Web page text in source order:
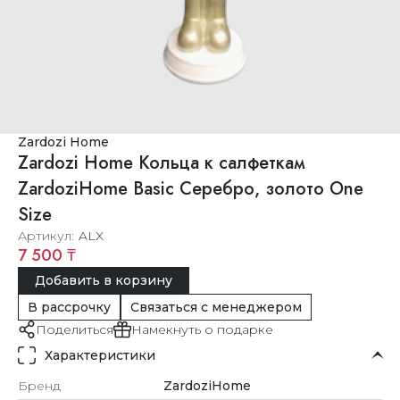
Zardozi Home
Zardozi Home Кольца к салфеткам
ZardoziHome Basic Серебро, золото One
Size
Артикул ALX
7 500 ₸
Добавить в корзину
В рассрочку
Связаться с менеджером
Поделиться
Намекнуть о подарке
Характеристики
Бренд
ZardoziHome